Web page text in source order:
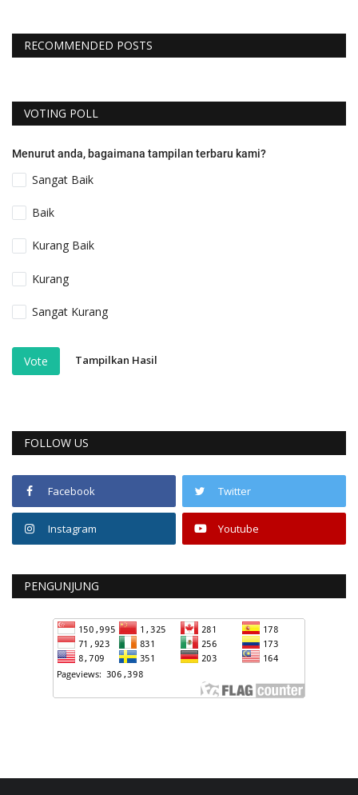
RECOMMENDED POSTS
VOTING POLL
Menurut anda, bagaimana tampilan terbaru kami?
Sangat Baik
Baik
Kurang Baik
Kurang
Sangat Kurang
Vote Tampilkan Hasil
FOLLOW US
Facebook Twitter
Instagram Youtube
PENGUNJUNG